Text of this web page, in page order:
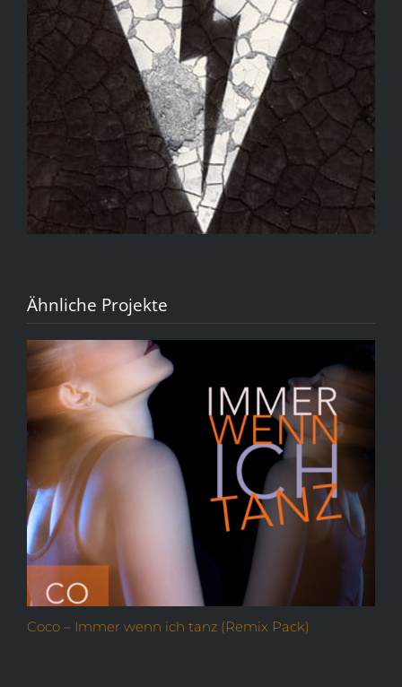
Ähnliche Projekte
Coco – Immer wenn ich tanz (Remix Pack)